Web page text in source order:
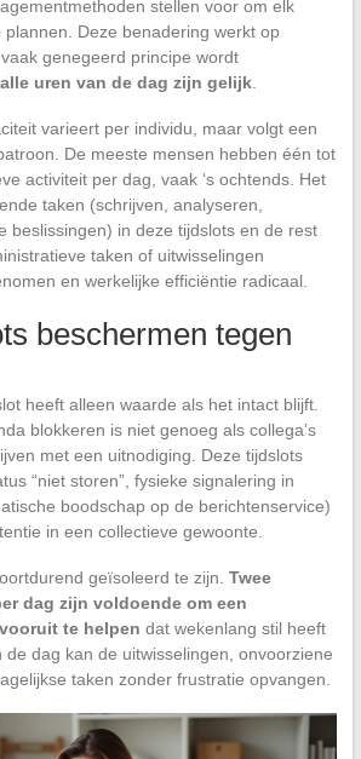
stellen voor om elk
Deze benadering werkt op
genegeerd principe wordt
uren van de dag zijn gelijk.
varieert per individu, maar volgt een
De meeste mensen hebben één tot
activiteit per dag, vaak ‘s ochtends. Het
taken (schrijven, analyseren,
beslissingen) in deze tijdslots en de rest
taken of uitwisselingen
en werkelijke efficiëntie radicaal.
beschermen tegen
heeft alleen waarde als het intact blijft.
blokkeren is niet genoeg als collega’s
met een uitnodiging. Deze tijdslots
“niet storen”, fysieke signalering in
boodschap op de berichtenservice)
in een collectieve gewoonte.
geïsoleerd te zijn. Twee
dag zijn voldoende om een
te helpen dat wekenlang stil heeft
dag kan de uitwisselingen, onvoorziene
taken zonder frustratie opvangen.